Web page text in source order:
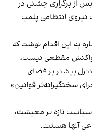
تهران، شنبه ۱۹ مهر و پس از برگزاری جشنی در
نیروی انتظامی پلمب
به این اقدام نوشت که
واکنش مقطعی نیست،
بیشتر بر فضای
سختگیرانه‌تر قوانین»
سیاست‌ تازه بر معیشت،
آنها هستند.